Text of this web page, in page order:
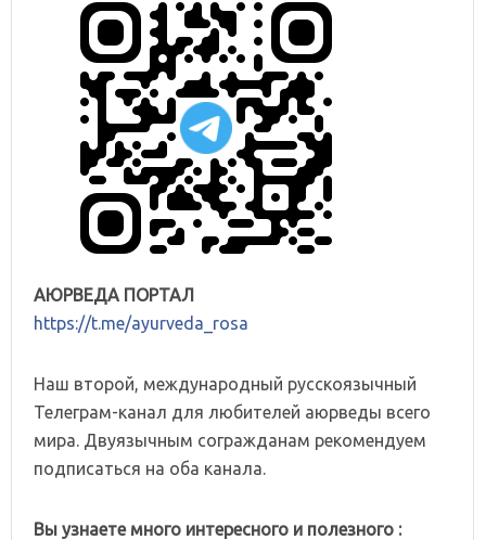
АЮРВЕДА ПОРТАЛ
https://t.me/ayurveda_rosa
Наш второй, международный русскоязычный
Телеграм-канал для любителей аюрведы всего
мира. Двуязычным согражданам рекомендуем
подписаться на оба канала.
Вы узнаете много интересного и полезного :